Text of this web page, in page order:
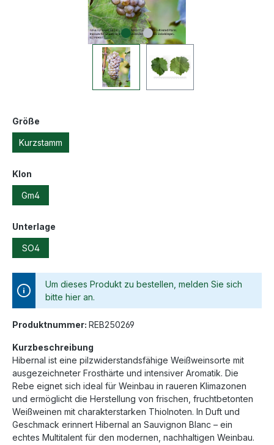
Größe
Kurzstamm
Klon
Gm4
Unterlage
SO4
Um dieses Produkt zu bestellen, melden Sie sich
bitte hier an.
Produktnummer: REB250269
Kurzbeschreibung
Hibernal ist eine pilzwiderstandsfähige Weißweinsorte mit
ausgezeichneter Frosthärte und intensiver Aromatik. Die
Rebe eignet sich ideal für Weinbau in raueren Klimazonen
und ermöglicht die Herstellung von frischen, fruchtbetonten
Weißweinen mit charakterstarken Thiolnoten. In Duft und
Geschmack erinnert Hibernal an Sauvignon Blanc – ein
echtes Multitalent für den modernen, nachhaltigen Weinbau.